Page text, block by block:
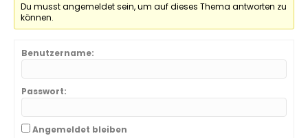
Du musst angemeldet sein, um auf dieses Thema antworten zu
können.
Benutzername:
Passwort:
Angemeldet bleiben